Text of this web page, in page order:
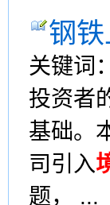
钢
关键词
投资者
基础。
司引入
题， ...